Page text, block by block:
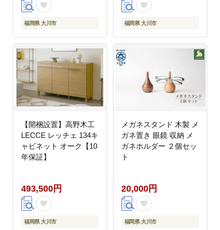
福岡県 大川市 福岡県 大川市
【開梱設置】高野木工
LECCE レッチェ 134キ
ャビネット オーク【10
年保証】
493,500円
福岡県 大川市
メガネスタンド 木製 メ
ガネ置き 眼鏡 収納 メ
ガネホルダー ２個セッ
ト
20,000円
福岡県 大川市